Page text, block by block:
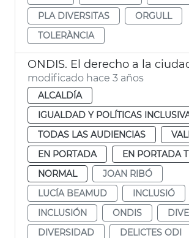
PLA DIVERSITAS
ORGULL
TOLERÀNCIA
ONDIS. El derecho a la
modificado hace 3 años
ALCALDÍA
IGUALDAD Y POLÍTICAS
TODAS LAS AUDIENCIAS
EN PORTADA
EN PORTADA
NORMAL
JOAN RIBÓ
LUCÍA BEAMUD
INCLUSIÓ
INCLUSIÓN
ONDIS
DIVERSIDAD
DELICTES ODI